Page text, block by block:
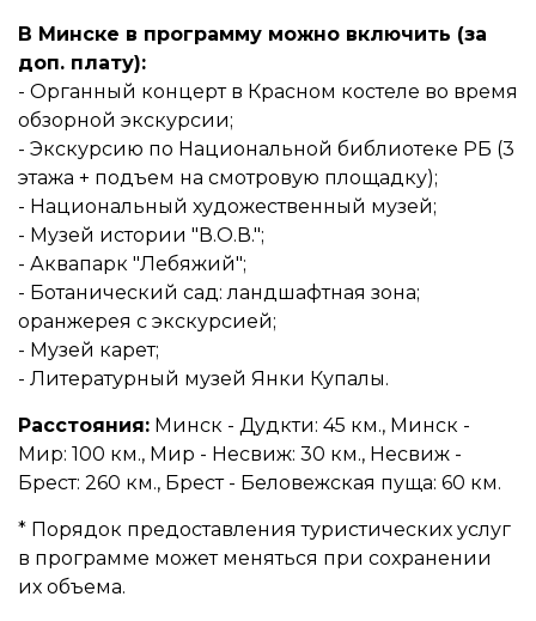
В Минске в программу можно включить (за
доп. плату):
- Органный концерт в Красном костеле во время
обзорной экскурсии;
- Экскурсию по Национальной библиотеке РБ (3
этажа + подъем на смотровую площадку);
- Национальный художественный музей;
- Музей истории "В.О.В.";
- Аквапарк "Лебяжий";
- Ботанический сад: ландшафтная зона;
оранжерея с экскурсией;
- Музей карет;
- Литературный музей Янки Купалы.
Расстояния: Минск - Дудкти: 45 км., Минск -
Мир: 100 км., Мир - Несвиж: 30 км., Несвиж -
Брест: 260 км., Брест - Беловежская пуща: 60 км.
* Порядок предоставления туристических услуг
в программе может меняться при сохранении
их объема.